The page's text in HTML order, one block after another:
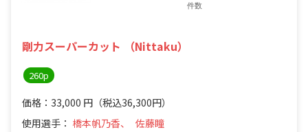
剛力スーパーカット （Nittaku）
260p
価格：33,000 円 （税込36,300円）
使用選手： 橋本帆乃香、 佐藤瞳
件数